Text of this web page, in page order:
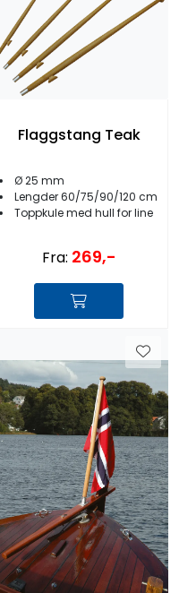
Flaggstang Teak
Ø 25 mm
Lengder 60/75/90/120 cm
Toppkule med hull for line
Fra: 269,-